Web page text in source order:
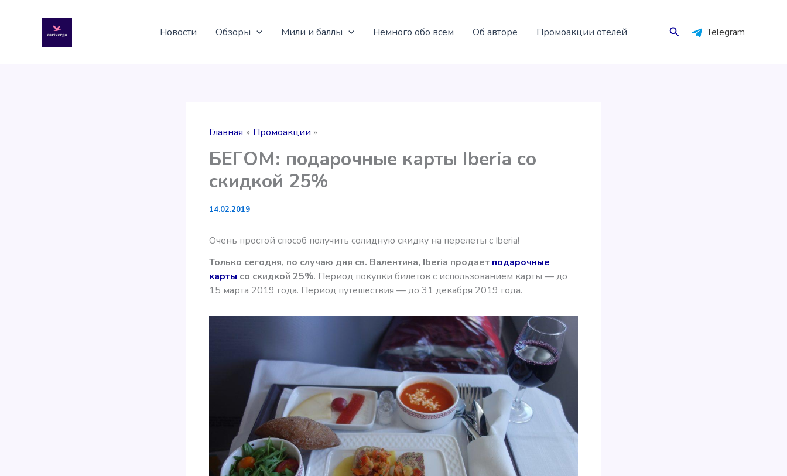
содержимому
Новости Обзоры Мили и баллы Немного обо всем Об авторе Промоакции отелей Поиск Telegram
Главная Промоакции
БЕГОМ: подарочные карты Iberia со
скидкой 25%
14.02.2019
Очень простой способ получить солидную скидку на перелеты с Iberia!
Только сегодня, по случаю дня св. Валентина, Iberia продает подарочные
карты со скидкой 25%. Период покупки билетов с использованием карты — до
15 марта 2019 года. Период путешествия — до 31 декабря 2019 года.